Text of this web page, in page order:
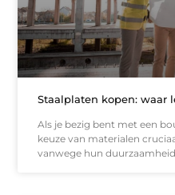
Staalplaten kopen: waar
Als je bezig bent met een
keuze van materialen
vanwege hun